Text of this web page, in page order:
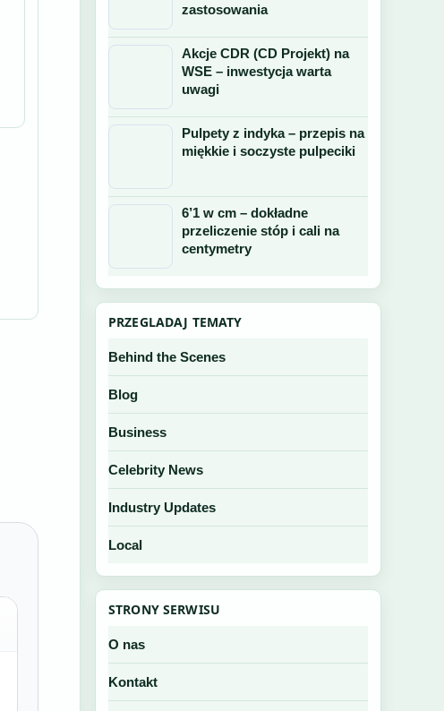
zastosowania
Akcje CDR (CD Projekt) na
WSE – inwestycja warta
uwagi
Pulpety z indyka – przepis na
miękkie i soczyste pulpeciki
6’1 w cm – dokładne
przeliczenie stóp i cali na
centymetry
PRZEGLADAJ TEMATY
Behind the Scenes
Blog
Business
Celebrity News
Industry Updates
Local
STRONY SERWISU
O nas
Kontakt